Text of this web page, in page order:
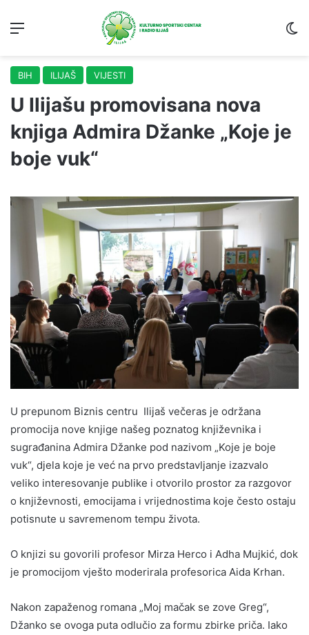
BIH ILIJAŠ VIJESTI
U Ilijašu promovisana nova
knjiga Admira Džanke „Koje je
boje vuk“
U prepunom Biznis centru Ilijaš večeras je održana
promocija nove knjige našeg poznatog književnika i
sugrađanina Admira Džanke pod nazivom „Koje je boje
vuk“, djela koje je već na prvo predstavljanje izazvalo
veliko interesovanje publike i otvorilo prostor za razgovor
o književnosti, emocijama i vrijednostima koje često ostaju
potisnute u savremenom tempu života.
O knjizi su govorili profesor Mirza Herco i Adha Mujkić, dok
je promocijom vješto moderirala profesorica Aida Krhan.
Nakon zapaženog romana „Moj mačak se zove Greg“,
Džanko se ovoga puta odlučio za formu zbirke priča. Iako